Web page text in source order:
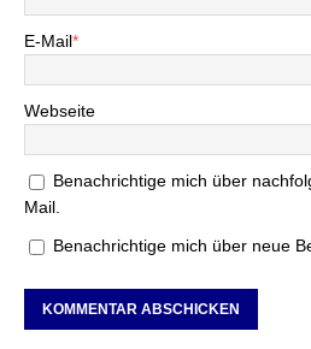
E-Mail*
Webseite
Benachrichtige mich über
Mail.
Benachrichtige mich über neue